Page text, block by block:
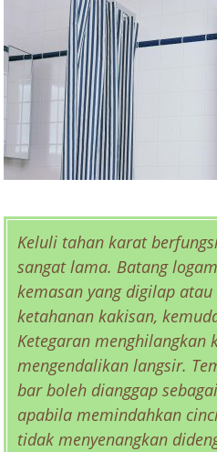
Keluli tahan karat
sangat lama. Batang
kemasan yang digilap
ketahanan kakisan,
Ketegaran menghilangkan
mengendalikan langsir.
bar boleh dianggap
apabila memindahkan
tidak menyenangkan